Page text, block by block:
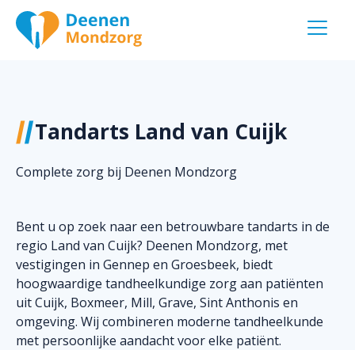
Tandarts cuijk
Tandarts Land van Cuijk
Complete zorg bij Deenen Mondzorg
Bent u op zoek naar een betrouwbare tandarts in de
regio Land van Cuijk? Deenen Mondzorg, met
vestigingen in Gennep en Groesbeek, biedt
hoogwaardige tandheelkundige zorg aan patiënten
uit Cuijk, Boxmeer, Mill, Grave, Sint Anthonis en
omgeving. Wij combineren moderne tandheelkunde
met persoonlijke aandacht voor elke patiënt.